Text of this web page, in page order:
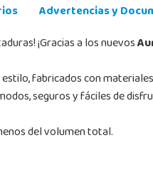
Advertencias y
¡Gracias a los nuevos
fabricados con
seguros y fáciles de
del volumen total.